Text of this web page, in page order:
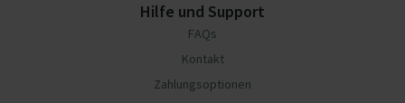
Hilfe und Support
FAQs
Kontakt
Zahlungsoptionen